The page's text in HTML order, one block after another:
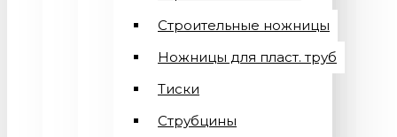
Строительные ножницы
Ножницы для пласт. труб
Тиски
Струбцины